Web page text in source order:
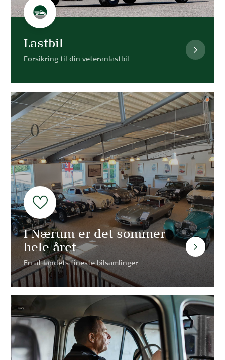
Lastbil
Forsikring til din veteranlastbil
I Nærum er det sommer
hele året
En af landets fineste bilsamlinger